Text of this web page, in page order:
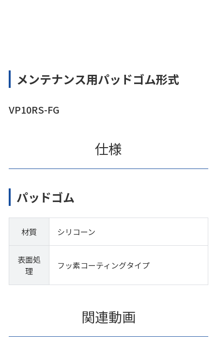
メンテナンス用パッドゴム形式
VP10RS-FG
仕様
パッドゴム
材質 シリコーン
表面処
理
フッ素コーティングタイプ
関連動画